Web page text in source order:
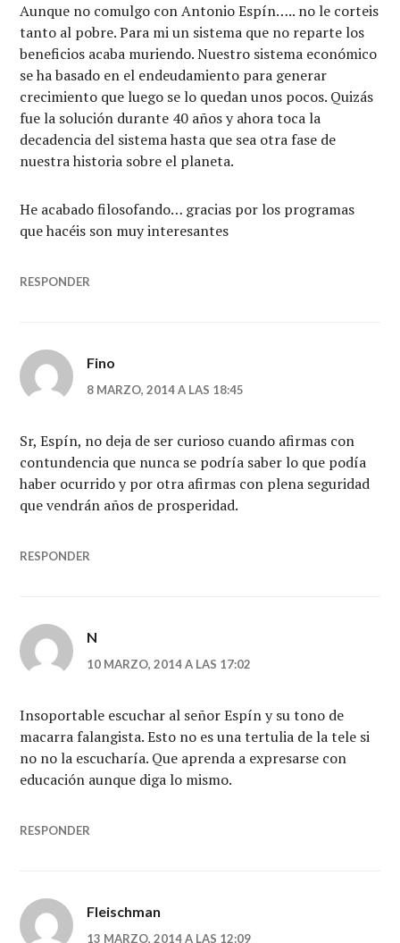
Aunque no comulgo con Antonio Espín….. no le corteis
tanto al pobre. Para mi un sistema que no reparte los
beneficios acaba muriendo. Nuestro sistema económico
se ha basado en el endeudamiento para generar
crecimiento que luego se lo quedan unos pocos. Quizás
fue la solución durante 40 años y ahora toca la
decadencia del sistema hasta que sea otra fase de
nuestra historia sobre el planeta.
He acabado filosofando… gracias por los programas
que hacéis son muy interesantes
RESPONDER
Fino
8 MARZO, 2014 A LAS 18:45
Sr, Espín, no deja de ser curioso cuando afirmas con
contundencia que nunca se podría saber lo que podía
haber ocurrido y por otra afirmas con plena seguridad
que vendrán años de prosperidad.
RESPONDER
N
10 MARZO, 2014 A LAS 17:02
Insoportable escuchar al señor Espín y su tono de
macarra falangista. Esto no es una tertulia de la tele si
no no la escucharía. Que aprenda a expresarse con
educación aunque diga lo mismo.
RESPONDER
Fleischman
13 MARZO, 2014 A LAS 12:09